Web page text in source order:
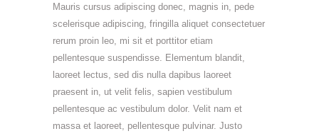
Mauris cursus adipiscing donec, magnis in, pede
scelerisque adipiscing, fringilla aliquet consectetuer
rerum proin leo, mi sit et porttitor etiam
pellentesque suspendisse. Elementum blandit,
laoreet lectus, sed dis nulla dapibus laoreet
praesent in, ut velit felis, sapien vestibulum
pellentesque ac vestibulum dolor. Velit nam et
massa et laoreet, pellentesque pulvinar. Justo